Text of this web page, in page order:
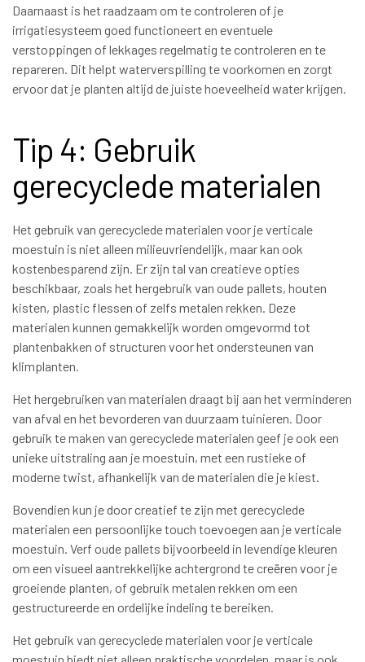
Daarnaast is het raadzaam om te controleren of je
irrigatiesysteem goed functioneert en eventuele
verstoppingen of lekkages regelmatig te controleren en te
repareren. Dit helpt waterverspilling te voorkomen en zorgt
ervoor dat je planten altijd de juiste hoeveelheid water krijgen.
Tip 4: Gebruik
gerecyclede materialen
Het gebruik van gerecyclede materialen voor je verticale
moestuin is niet alleen milieuvriendelijk, maar kan ook
kostenbesparend zijn. Er zijn tal van creatieve opties
beschikbaar, zoals het hergebruik van oude pallets, houten
kisten, plastic flessen of zelfs metalen rekken. Deze
materialen kunnen gemakkelijk worden omgevormd tot
plantenbakken of structuren voor het ondersteunen van
klimplanten.
Het hergebruiken van materialen draagt bij aan het verminderen
van afval en het bevorderen van duurzaam tuinieren. Door
gebruik te maken van gerecyclede materialen geef je ook een
unieke uitstraling aan je moestuin, met een rustieke of
moderne twist, afhankelijk van de materialen die je kiest.
Bovendien kun je door creatief te zijn met gerecyclede
materialen een persoonlijke touch toevoegen aan je verticale
moestuin. Verf oude pallets bijvoorbeeld in levendige kleuren
om een visueel aantrekkelijke achtergrond te creëren voor je
groeiende planten, of gebruik metalen rekken om een
gestructureerde en ordelijke indeling te bereiken.
Het gebruik van gerecyclede materialen voor je verticale